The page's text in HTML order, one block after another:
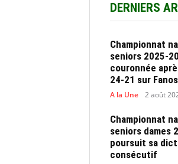
DERNIERS
Championnat
seniors 2025-
couronnée
24-21 sur Fanos
A la Une 2 août
Championnat
seniors dames
poursuit sa
consécutif